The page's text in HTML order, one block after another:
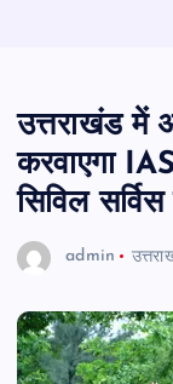
उत्तराखंड में
करवाएगा
सिविल
admin